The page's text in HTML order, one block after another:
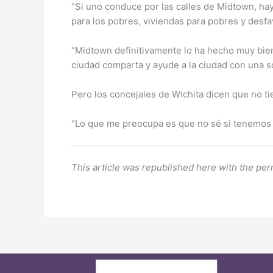
“Si uno conduce por las calles de Midtown,
para los pobres, viviendas para pobres y
“Midtown definitivamente lo ha hecho muy
ciudad comparta y ayude a la ciudad con una
Pero los concejales de Wichita dicen que no
“Lo que me preocupa es que no sé si
This article was republished here with the